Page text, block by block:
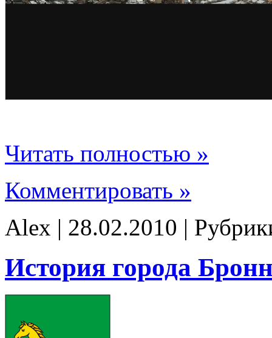
Читать полностью »
Комментировать »
Alex | 28.02.2010 |
История города